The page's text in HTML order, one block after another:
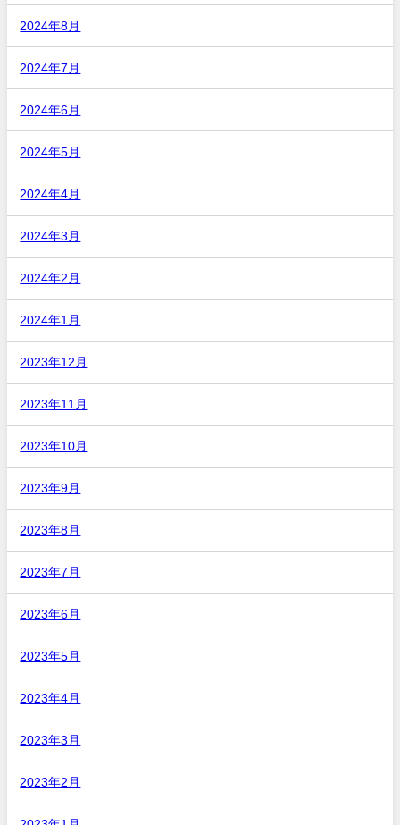
2024年8月
2024年7月
2024年6月
2024年5月
2024年4月
2024年3月
2024年2月
2024年1月
2023年12月
2023年11月
2023年10月
2023年9月
2023年8月
2023年7月
2023年6月
2023年5月
2023年4月
2023年3月
2023年2月